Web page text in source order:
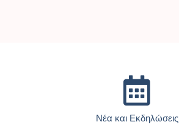
Νέα και Εκδηλώσεις